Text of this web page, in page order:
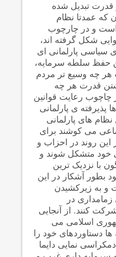
قدرت تبدیل شده
که عمدتا نظام
و در چارچوب
شکل گرفته اند،
سیاسی پارلمانی ای
حفظ سلطه سرمایه،
چه وسیع تر مردم
قدرت هر چه
چاچوب رعایت قوانین
پذیرفته ی پارلمانی
های پارلمانی
می کوشند برای
این روند در احزاب و
خود متشکل شوند و
با نزدیک ترین
بطور آشکار در این
و به زیرکشیدن
در
کنند. از آنجایی
اسلامی می
دستاوردهای خود را
نمایی دایما